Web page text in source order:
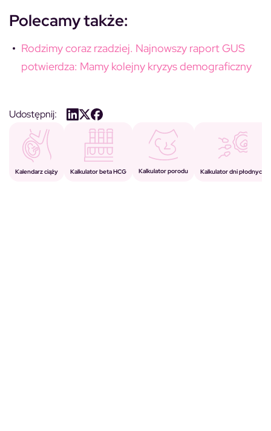
Polecamy także:
Rodzimy coraz rzadziej. Najnowszy raport GUS
potwierdza: Mamy kolejny kryzys demograficzny
Udostępnij:
Kalendarz ciąży Kalkulator beta HCG Kalkulator porodu Kalkulator dni płodnych